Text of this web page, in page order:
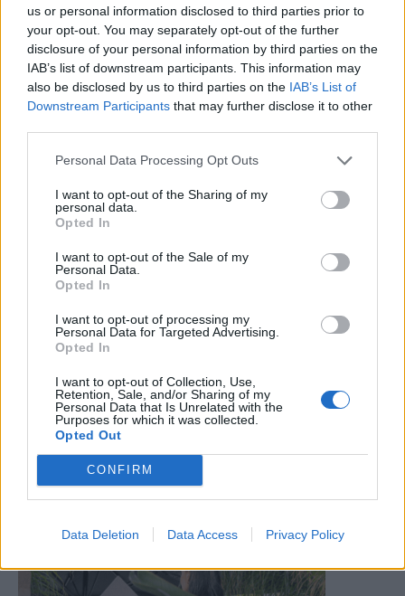
us or personal information disclosed to third parties prior to
your opt-out. You may separately opt-out of the further
disclosure of your personal information by third parties on the
IAB’s list of downstream participants. This information may
also be disclosed by us to third parties on the IAB’s List of
Downstream Participants that may further disclose it to other
Personal Data Processing Opt Outs
I want to opt-out of the Sharing of my
personal data.
Opted In
I want to opt-out of the Sale of my
Personal Data.
Opted In
I want to opt-out of processing my
Personal Data for Targeted Advertising.
Opted In
I want to opt-out of Collection, Use,
Retention, Sale, and/or Sharing of my
Personal Data that Is Unrelated with the
Purposes for which it was collected.
Opted Out
CONFIRM
Data Deletion Data Access Privacy Policy